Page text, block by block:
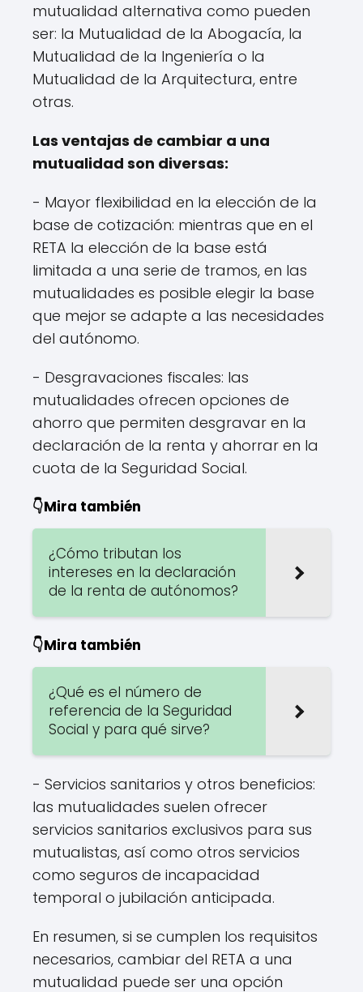
mutualidad alternativa como pueden
ser: la Mutualidad de la Abogacía, la
Mutualidad de la Ingeniería o la
Mutualidad de la Arquitectura, entre
otras.
Las ventajas de cambiar a una
mutualidad son diversas:
- Mayor flexibilidad en la elección de la
base de cotización: mientras que en el
RETA la elección de la base está
limitada a una serie de tramos, en las
mutualidades es posible elegir la base
que mejor se adapte a las necesidades
del autónomo.
- Desgravaciones fiscales: las
mutualidades ofrecen opciones de
ahorro que permiten desgravar en la
declaración de la renta y ahorrar en la
cuota de la Seguridad Social.
👇Mira también
¿Cómo tributan los
intereses en la declaración
de la renta de autónomos?
👇Mira también
¿Qué es el número de
referencia de la Seguridad
Social y para qué sirve?
- Servicios sanitarios y otros beneficios:
las mutualidades suelen ofrecer
servicios sanitarios exclusivos para sus
mutualistas, así como otros servicios
como seguros de incapacidad
temporal o jubilación anticipada.
En resumen, si se cumplen los requisitos
necesarios, cambiar del RETA a una
mutualidad puede ser una opción